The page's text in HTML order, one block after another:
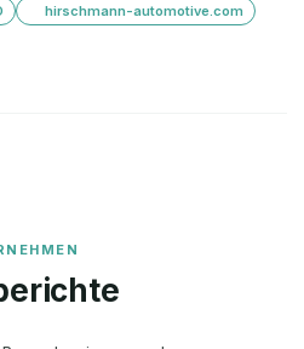
hirschmann-automotive.com